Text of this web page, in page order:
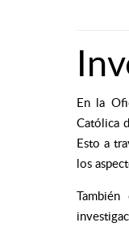
En la
Católica
Esto a
los